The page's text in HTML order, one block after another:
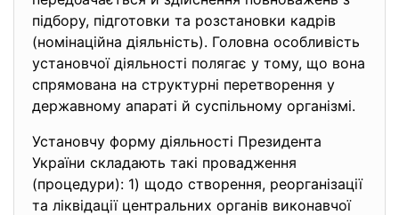
підбору, підготовки та розстановки кадрів
(номінаційна діяльність). Головна особливість
установчої діяльності полягає у тому, що вона
спрямована на структурні перетворення у
державному апараті й суспільному організмі.
Установчу форму діяльності Президента
України складають такі провадження
(процедури): 1) щодо створення, реорганізації
та ліквідації центральних органів виконавчої